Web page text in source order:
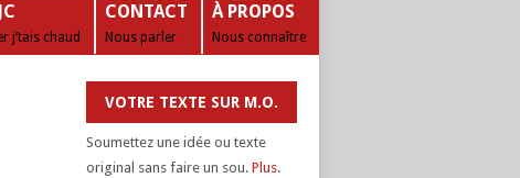
j’tais chaud
CONTACT
Nous parler
À PROPOS
Nous connaître
VOTRE TEXTE SUR M.O.
Soumettez une idée ou texte
original sans faire un sou.Plus.